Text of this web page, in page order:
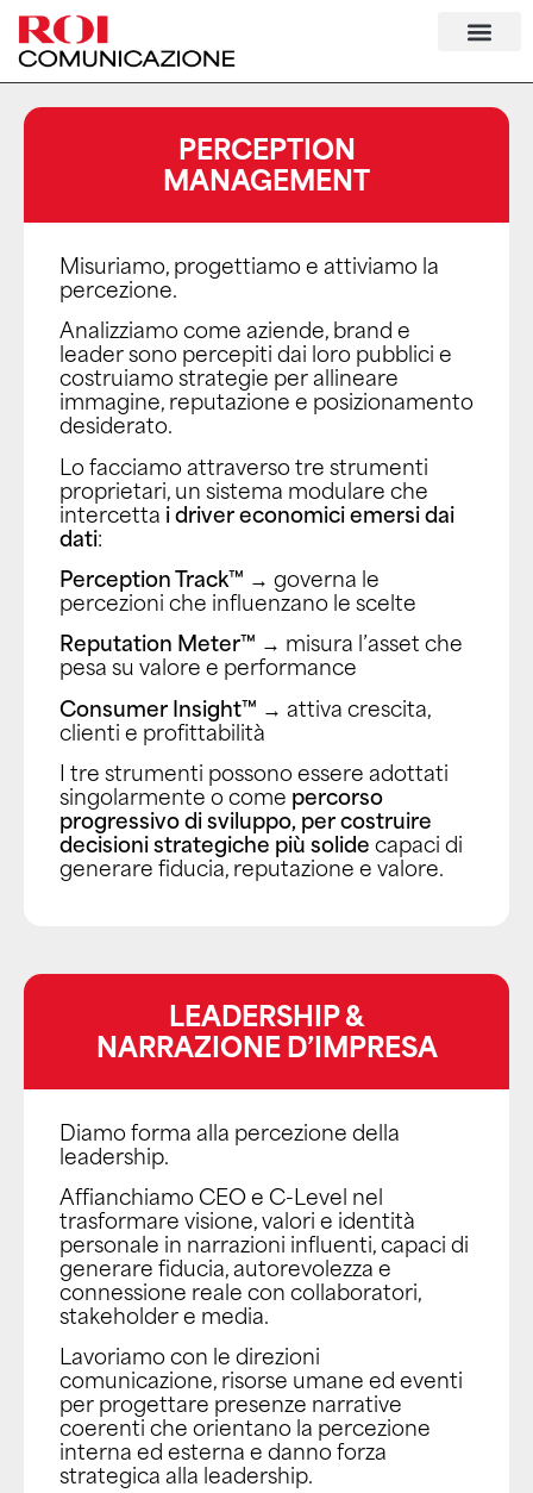
PERCEPTION
MANAGEMENT
Misuriamo, progettiamo e attiviamo la
percezione.
Analizziamo come aziende, brand e
leader sono percepiti dai loro pubblici e
costruiamo strategie per allineare
immagine, reputazione e posizionamento
desiderato.
Lo facciamo attraverso tre strumenti
proprietari, un sistema modulare che
intercetta i driver economici emersi dai
dati:
PerceptionTrack™ → governa le
percezioni che influenzano le scelte
Reputation Meter™ → misura l’asset che
pesa su valore e performance
Consumer Insight™ → attiva crescita,
clienti e profittabilità
I tre strumenti possono essere adottati
singolarmente o come percorso
progressivo di sviluppo, per costruire
decisioni strategiche più solidecapaci di
generare fiducia, reputazione e valore.
LEADERSHIP &
NARRAZIONE D’IMPRESA
Diamo forma alla percezione della
leadership.
Affianchiamo CEO e C-Level nel
trasformare visione, valori e identità
personale in narrazioni influenti, capaci di
generare fiducia, autorevolezza e
connessione reale con collaboratori,
stakeholder e media.
Lavoriamo con le direzioni
comunicazione, risorse umane ed eventi
per progettare presenze narrative
coerenti che orientano la percezione
interna ed esterna e danno forza
strategica alla leadership.